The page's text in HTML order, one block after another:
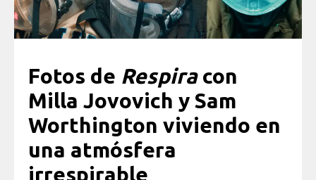
Fotos de Respira con
Milla Jovovich y Sam
Worthington viviendo en
una atmósfera
irrespirable